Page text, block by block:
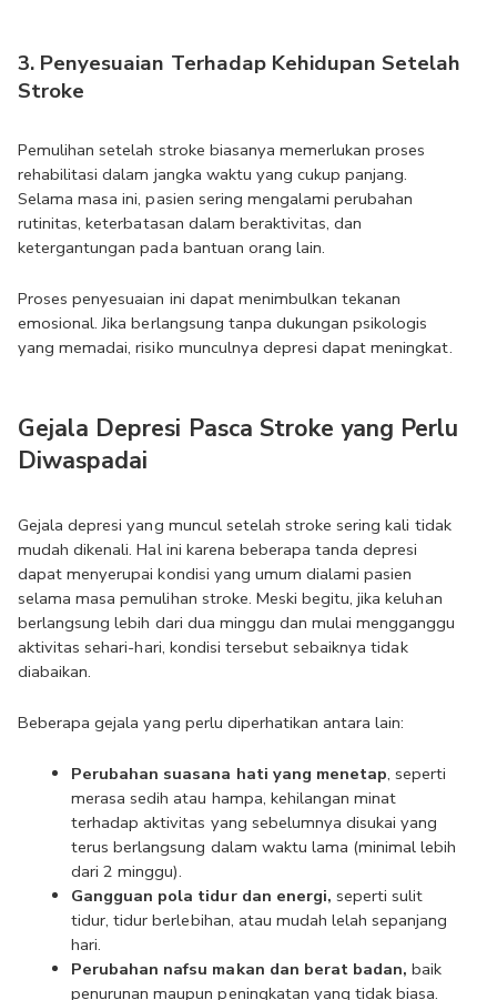
3. Penyesuaian Terhadap Kehidupan Setelah
Stroke
Pemulihan setelah stroke biasanya memerlukan proses
rehabilitasi dalam jangka waktu yang cukup panjang.
Selama masa ini, pasien sering mengalami perubahan
rutinitas, keterbatasan dalam beraktivitas, dan
ketergantungan pada bantuan orang lain.
Proses penyesuaian ini dapat menimbulkan tekanan
emosional. Jika berlangsung tanpa dukungan psikologis
yang memadai, risiko munculnya depresi dapat meningkat.
Gejala Depresi Pasca Stroke yang Perlu
Diwaspadai
Gejala depresi yang muncul setelah stroke sering kali tidak
mudah dikenali. Hal ini karena beberapa tanda depresi
dapat menyerupai kondisi yang umum dialami pasien
selama masa pemulihan stroke. Meski begitu, jika keluhan
berlangsung lebih dari dua minggu dan mulai mengganggu
aktivitas sehari-hari, kondisi tersebut sebaiknya tidak
diabaikan.
Beberapa gejala yang perlu diperhatikan antara lain:
Perubahan suasana hati yang menetap, seperti
merasa sedih atau hampa, kehilangan minat
terhadap aktivitas yang sebelumnya disukai yang
terus berlangsung dalam waktu lama (minimal lebih
dari 2 minggu).
Gangguan pola tidur dan energi, seperti sulit
tidur, tidur berlebihan, atau mudah lelah sepanjang
hari.
Perubahan nafsu makan dan berat badan, baik
penurunan maupun peningkatan yang tidak biasa.